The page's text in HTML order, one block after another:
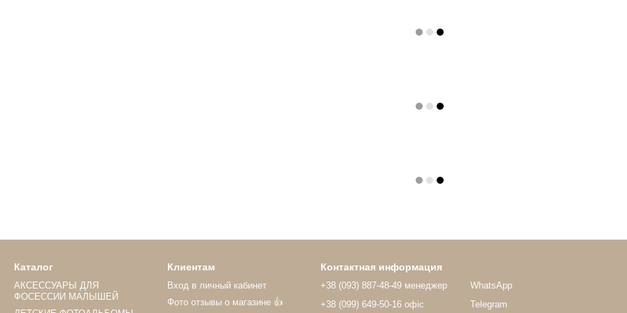
Каталог
АКСЕССУАРЫ ДЛЯ
ФОСЕССИИ МАЛЫШЕЙ
Клиентам
Вход в личный кабинет
Фото отзывы о магазине 👍
Контактная информация
+38 (093) 887-48-49 менеджер
+38 (099) 649-50-16 офіс
WhatsApp
Telegram